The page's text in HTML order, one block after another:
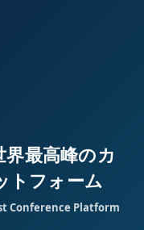
最高峰のカ
トフォーム
Conference Platform